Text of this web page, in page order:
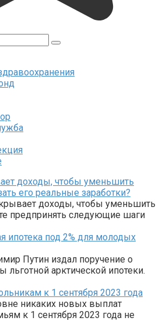
доходы, чтобы уменьшить
его реальные заработки?
доходы, чтобы уменьшить
предпринять следующие шаги
ипотека под 2% для молодых
Путин издал поручение о
арктической ипотеки.
к 1 сентября 2023 года
никаких новых выплат
к 1 сентября 2023 года не